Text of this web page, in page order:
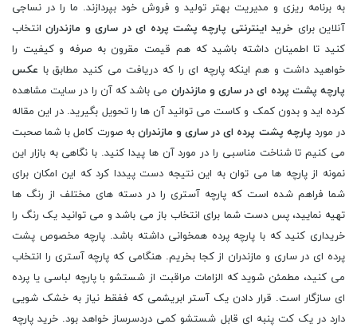
به برنامه ریزی و مدیریت بهتر تولید و فروش خود بپردازند. ما را در نساجی
آنلاین برای خرید اینترنتی پارچه پشت پرده ای در ساری و مازندرانانتخاب
کنید تا اطمینان داشته باشید که هم قیمت مقرون به صرفه و کیفیت را
خواهید داشت و هم اینکه پارچه ای را که دریافت می کنید مطابق با عکس
پارچه پشت پرده ای در ساری و مازندران می باشد که آن را در سایت مشاهده
کرده اید و بدون کمک و کاست می توانید آن ها را تحویل بگیرید. در این مقاله
در مورد پارچه پشت پرده ای در ساری و مازندران به صورت کامل با شما صحبت
می کنیم تا شناخت مناسبی را در مورد آن ها پیدا کنید. با نگاهی به بازار این
نمونه از پارچه ها می توان به این نتیجه دست پیددا کرد که این امکان برای
شما فراهم شده است که پارچه آستری را در دسته های مختلف از رنگ ها
تهیه نمایید، پس دست شما برای انتخاب باز می باشد و می توانید یک رنگ را
خریداری کنید که با پارچه پرده همخوانی داشته باشد. پارچه مخصوص پشت
پرده ای در ساری و مازندران از کجا بخریم. هنگامی که پارچه آستری را انتخاب
می کنید، مطمئن شوید که الزامات مراقبت از شستشو با پارچه لباسی یا پرده
ای سازگار است. قرار دادن یک آستر ابریشمی که ففقط نیاز به خشک شویی
دارد در یک کت پنبه ای قابل شستشو کمی دردسرساز خواهد بود. خرید پارچه